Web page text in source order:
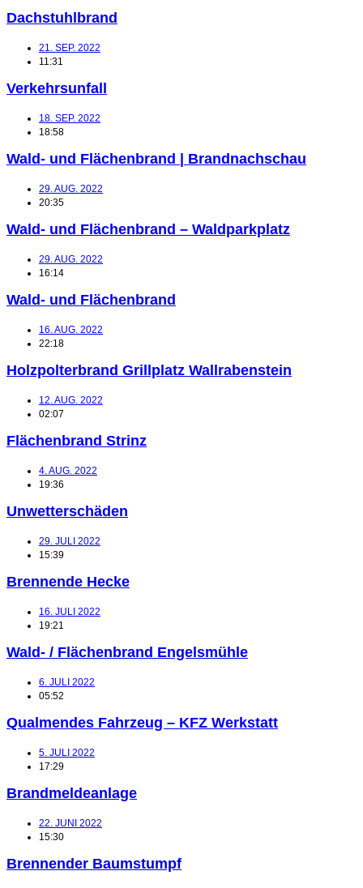
Dachstuhlbrand
21. SEP. 2022
11:31
Verkehrsunfall
18. SEP. 2022
18:58
Wald- und Flächenbrand | Brandnachschau
29. AUG. 2022
20:35
Wald- und Flächenbrand – Waldparkplatz
29. AUG. 2022
16:14
Wald- und Flächenbrand
16. AUG. 2022
22:18
Holzpolterbrand Grillplatz Wallrabenstein
12. AUG. 2022
02:07
Flächenbrand Strinz
4. AUG. 2022
19:36
Unwetterschäden
29. JULI 2022
15:39
Brennende Hecke
16. JULI 2022
19:21
Wald- / Flächenbrand Engelsmühle
6. JULI 2022
05:52
Qualmendes Fahrzeug – KFZ Werkstatt
5. JULI 2022
17:29
Brandmeldeanlage
22. JUNI 2022
15:30
Brennender Baumstumpf